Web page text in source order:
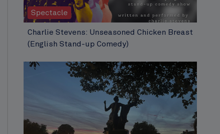
Spectacle
Charlie Stevens: Unseasoned Chicken Breast
(English Stand-up Comedy)